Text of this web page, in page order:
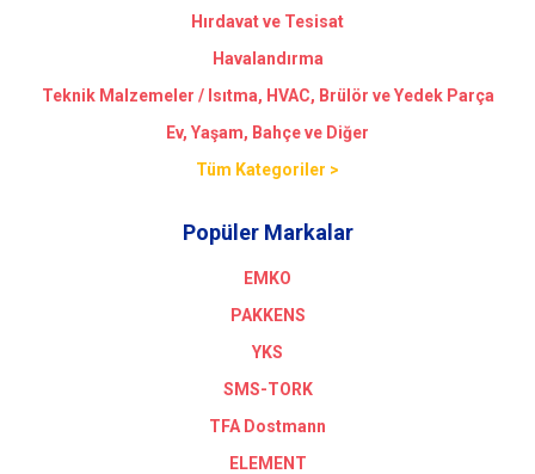
Hırdavat ve Tesisat
Havalandırma
Teknik Malzemeler / Isıtma, HVAC, Brülör ve Yedek Parça
Ev, Yaşam, Bahçe ve Diğer
Tüm Kategoriler >
Popüler Markalar
EMKO
PAKKENS
YKS
SMS-TORK
TFA Dostmann
ELEMENT